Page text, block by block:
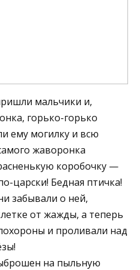
мальчики и,
горько-горько
ему могилку и всю
жаворонка
коробочку —
царски! Бедная птичка!
забывали о ней,
от жажды, а теперь
и проливали над
на пыльную